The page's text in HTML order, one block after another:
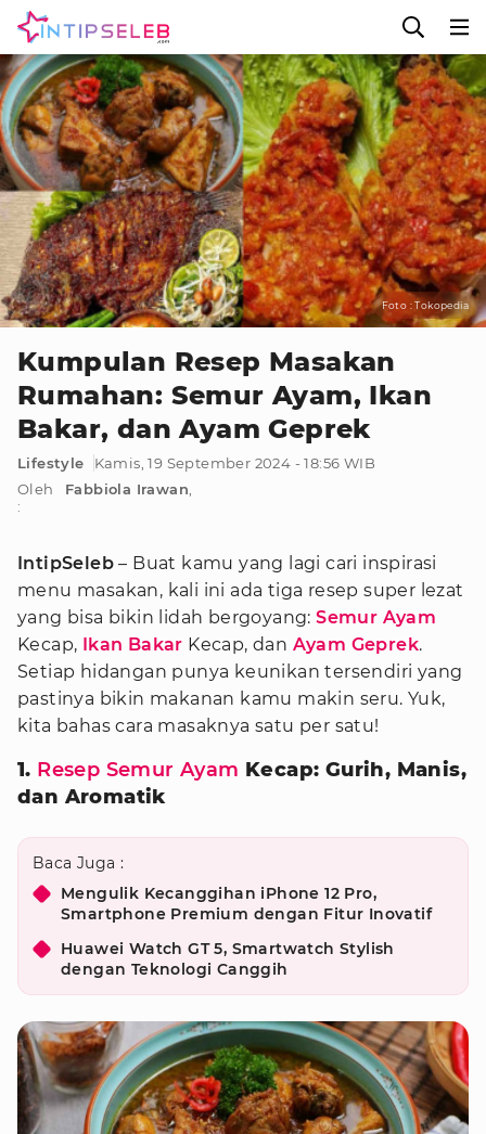
Foto : Tokopedia
Kumpulan Resep Masakan
Rumahan: Semur Ayam, Ikan
Bakar, dan Ayam Geprek
Lifestyle
Kamis, 19 September 2024 - 18:56 WIB
Oleh
:
Fabbiola Irawan
IntipSeleb – Buat kamu yang lagi cari inspirasi
menu masakan, kali ini ada tiga resep super lezat
yang bisa bikin lidah bergoyang:Semur Ayam
Kecap, Ikan Bakar Kecap, dan Ayam Geprek.
Setiap hidangan punya keunikan tersendiri yang
pastinya bikin makanan kamu makin seru. Yuk,
kita bahas cara masaknya satu per satu!
1. Resep Semur Ayam Kecap: Gurih, Manis,
dan Aromatik
Baca Juga :
Mengulik Kecanggihan iPhone 12 Pro,
Smartphone Premium dengan Fitur Inovatif
Huawei Watch GT 5, Smartwatch Stylish
dengan Teknologi Canggih